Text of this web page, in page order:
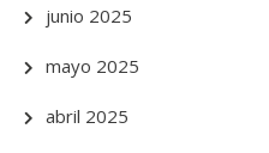
junio 2025
mayo 2025
abril 2025